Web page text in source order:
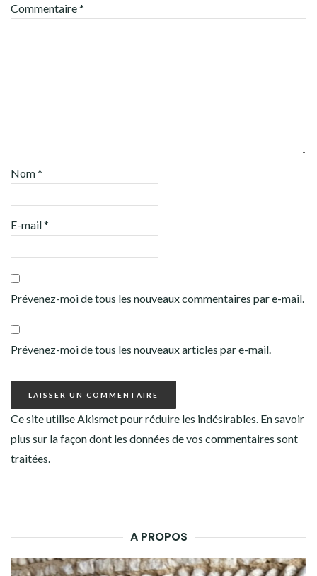
Commentaire*
Nom*
E-mail*
Prévenez-moi de tous les nouveaux commentaires par e-mail.
Prévenez-moi de tous les nouveaux articles par e-mail.
Ce site utilise Akismet pour réduire les indésirables. En savoir
plus sur la façon dont les données de vos commentaires sont
traitées
A PROPOS